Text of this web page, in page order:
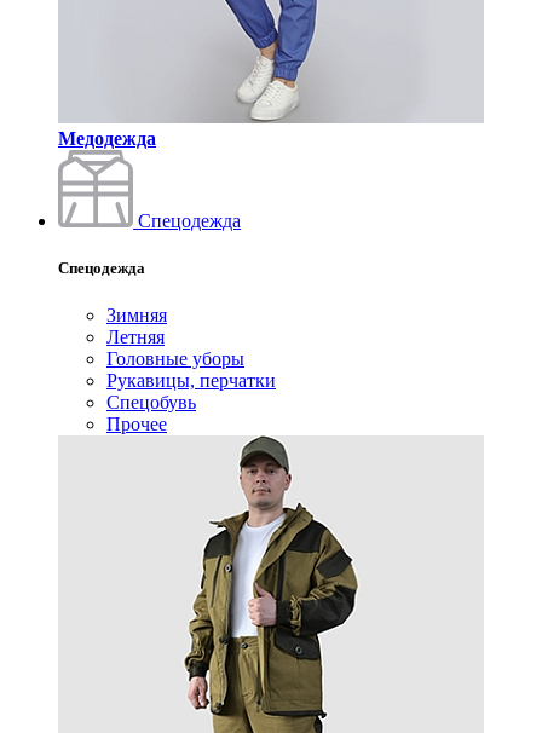
Медодежда
Спецодежда
Спецодежда
Зимняя
Летняя
Головные уборы
Рукавицы, перчатки
Спецобувь
Прочее